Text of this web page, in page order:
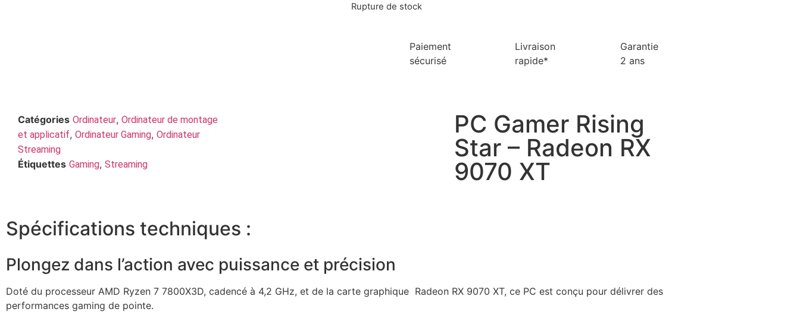
Rupture de stock
Paiement
sécurisé
Livraison
rapide*
Garantie
2 ans
Catégories Ordinateur, Ordinateur de montage
et applicatif, Ordinateur Gaming, Ordinateur
Streaming
Étiquettes Gaming, Streaming
PC Gamer Rising
Star – Radeon RX
9070 XT
Spécifications techniques :
Plongez dans l’action avec puissance et précision
Doté du processeur AMD Ryzen 7 7800X3D, cadencé à 4,2 GHz, et de la carte graphique Radeon RX 9070 XT, ce PC est conçu pour délivrer des
performances gaming de pointe.